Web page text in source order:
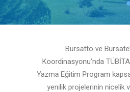
Site içi
Bursatto ve
Koordinasyonu’nda
Yazma Eğitim Program
yenilik projelerinin nicelik